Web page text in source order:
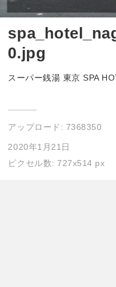
0.jpg
スーパー銭湯 東京 SPA
アップロード: 7368350
2020年1月21日
ピクセル数: 727x514 px